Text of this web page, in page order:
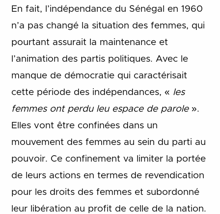
En fait, l’indépendance du Sénégal en 1960
n’a pas changé la situation des femmes, qui
pourtant assurait la maintenance et
l’animation des partis politiques. Avec le
manque de démocratie qui caractérisait
cette période des indépendances, « les
femmes ont perdu leu espace de parole».
Elles vont être confinées dans un
mouvement des femmes au sein du parti au
pouvoir. Ce confinement va limiter la portée
de leurs actions en termes de revendication
pour les droits des femmes et subordonné
leur libération au profit de celle de la nation.